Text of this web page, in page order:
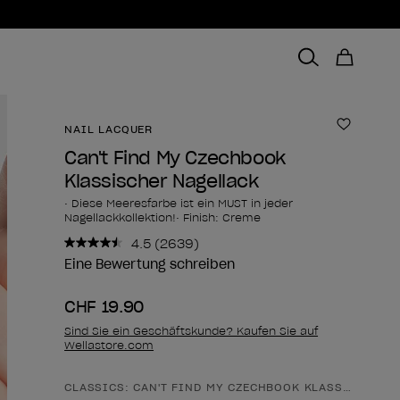
NAIL LACQUER Zur
Can't Find My Czechbook
Klassischer Nagellack
• Diese Meeresfarbe ist ein MUST in jeder
Nagellackkollektion!• Finish: Creme
4.5 2639
Bewertungen
lesen..
Seite.
(2639)
Eine Bewertung schreiben
CHF 19.90
Sind Sie ein Geschäftskunde? Kaufen Sie auf
Wellastore.com
Form des Produkts
CLASSICS: CAN'T FIND MY CZECHBOOK KLASSISCHER